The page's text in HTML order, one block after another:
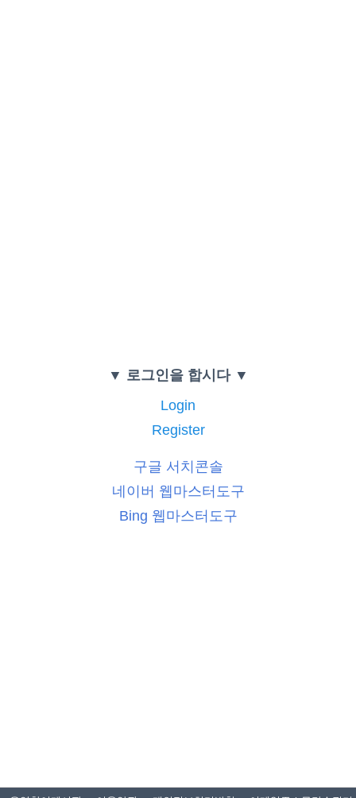
▼ 로그인을 합시다 ▼
Login
Register
구글 서치콘솔
네이버 웹마스터도구
Bing 웹마스터도구